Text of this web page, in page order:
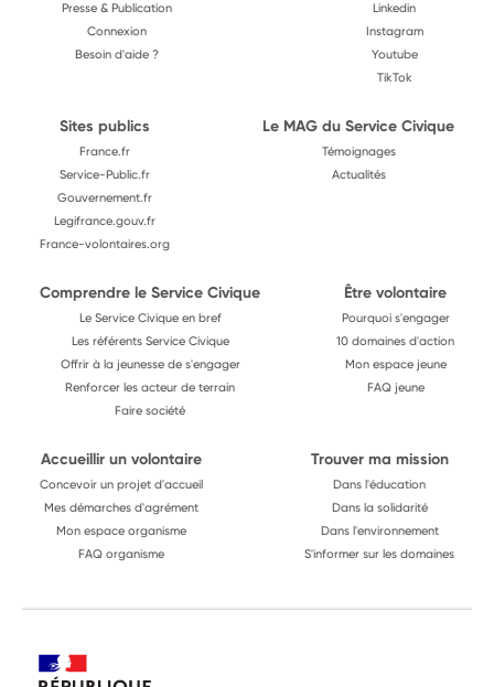
Presse & Publication
Connexion
Besoin d'aide ?
Linkedin
Instagram
Youtube
TikTok
Sites publics
France.fr
Service-Public.fr
Gouvernement.fr
Legifrance.gouv.fr
France-volontaires.org
Le MAG du Service Civique
Témoignages
Actualités
Comprendre le Service Civique
Le Service Civique en bref
Les référents Service Civique
Offrir à la jeunesse de s'engager
Renforcer les acteur de terrain
Faire société
Être volontaire
Pourquoi s'engager
10 domaines d'action
Mon espace jeune
FAQ jeune
Accueillir un volontaire
Concevoir un projet d'accueil
Mes démarches d'agrément
Mon espace organisme
FAQ organisme
Trouver ma mission
Dans l'éducation
Dans la solidarité
Dans l'environnement
S'informer sur les domaines